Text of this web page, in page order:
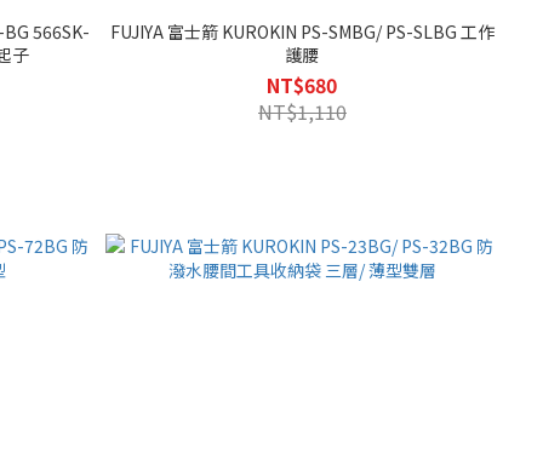
566SK-
子
FUJIYA 富士箭 KUROKIN PS-SMBG/ PS-SLBG 工作
護腰
NT$680
NT$1,110